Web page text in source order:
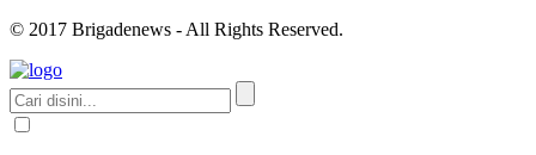
© 2017 Brigadenews - All Rights Reserved.